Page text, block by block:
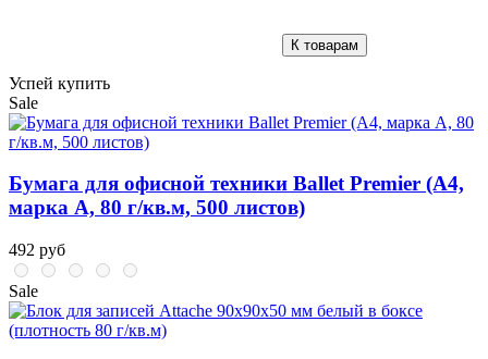
К товарам
Успей купить
Sale
Бумага для офисной техники Ballet Premier (А4,
марка A, 80 г/кв.м, 500 листов)
492 руб
Sale